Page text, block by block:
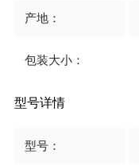
产地：
包装大小：
型号详情
型号：